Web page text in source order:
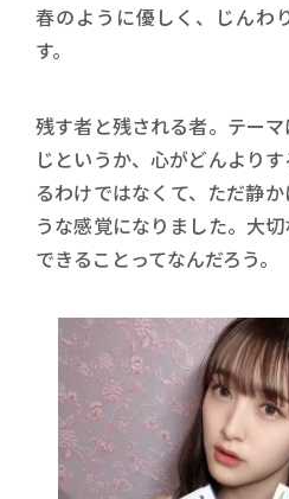
春のように優しく、じんわ
す。
残す者と残される者。テー
じというか、心がどんより
るわけではなくて、ただ静
うな感覚になりました。大
できることってなんだろう。